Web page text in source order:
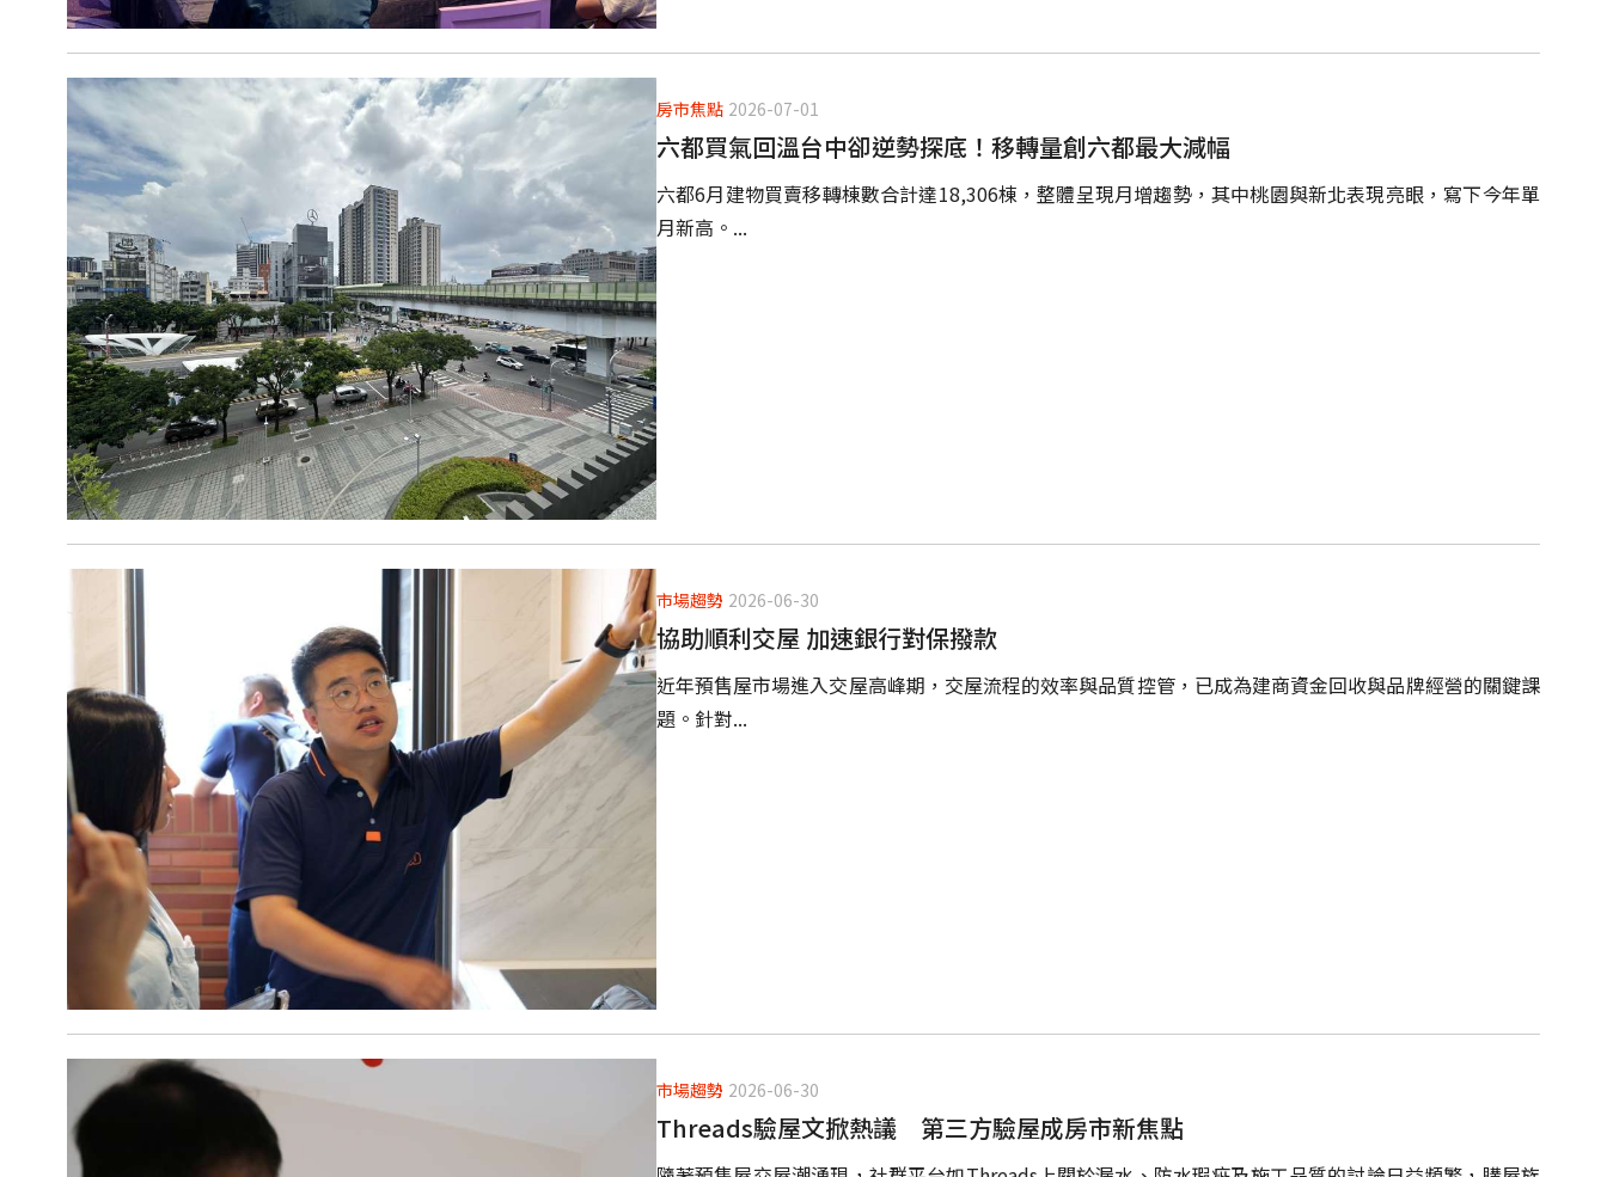
房市焦點 2026-07-01
六都買氣回溫台中卻逆勢探底！移轉量創六都最大減幅
六都6月建物買賣移轉棟數合計達18,306棟，整體呈現月增趨勢，其中桃園與新北表現亮眼，寫下今年單
月新高。...
市場趨勢 2026-06-30
協助順利交屋 加速銀行對保撥款
近年預售屋市場進入交屋高峰期，交屋流程的效率與品質控管，已成為建商資金回收與品牌經營的關鍵課
題。針對...
市場趨勢 2026-06-30
Threads驗屋文掀熱議 第三方驗屋成房市新焦點